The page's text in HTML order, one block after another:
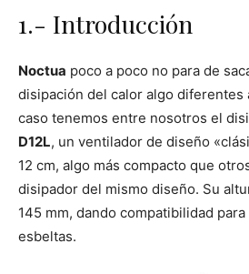
1.- Introducción
Noctua poco a poco no para de
disipación del calor algo diferentes
caso tenemos entre nosotros el
D12L, un ventilador de diseño
12 cm, algo más compacto que
disipador del mismo diseño. Su
145 mm, dando compatibilidad
esbeltas.